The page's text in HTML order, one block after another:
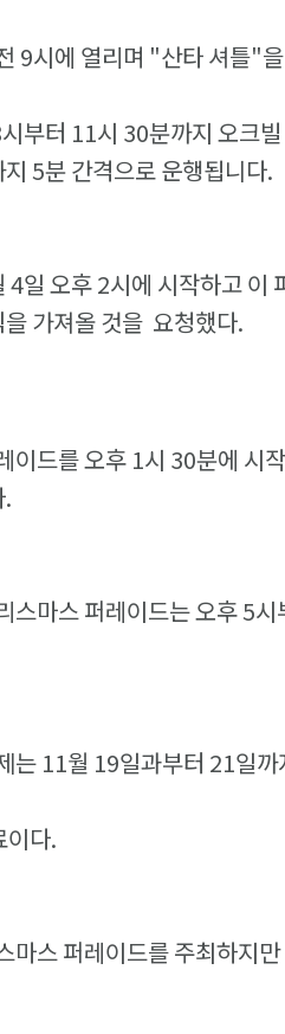
9시에 열리며 "산타 셔틀"
부터 11시 30분까지 오크
5분 간격으로 운행됩니다.
일 오후 2시에 시작하고 이
가져올 것을 요청했다.
이드를 오후 1시 30분에 시
.
마스 퍼레이드는 오후 5
11월 19일과부터 21일까
이다.
스 퍼레이드를 주최하지